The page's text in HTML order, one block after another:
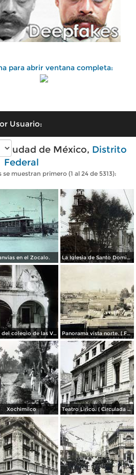
para abrir ventana completa:
Usuario:
de México, Distrito
Federal
muestran primero (1 al 24 de 5313):
en el Zocalo. La Iglesia de Santo Domingo.
Patio del colegio de las Vizcainas por el fotografo Hugo Brehme. Panorama vista norte. ( Fechada el 20 de Junio de 1905 ).
Xochimilco Teatro Lirico. ( Circulada el 1 de Agosto de 1926 ).